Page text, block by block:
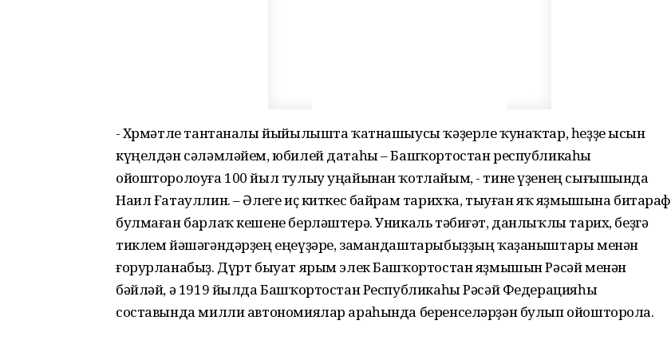
- Хөрмәтле тантаналы йыйылышта ҡатнашыусы ҡәҙерле ҡунаҡтар, һеҙҙе ысын
күңелдән сәләмләйем, юбилей датаһы – Башҡортостан республикаһы
ойошторолоуға 100 йыл тулыу уңайынан ҡотлайым, - тине үҙенең сығышында
Наил Ғатауллин. – Әлеге иҫ киткес байрам тарихҡа, тыуған яҡ яҙмышына битараф
булмаған барлаҡ кешене берләштерә. Уникаль тәбиғәт, данлыҡлы тарих, беҙгә
тиклем йәшәгәндәрҙең еңеүҙәре, замандаштарыбыҙҙың ҡаҙаныштары менән
ғорурланабыҙ. Дүрт быуат ярым элек Башҡортостан яҙмышын Рәсәй менән
бәйләй, ә 1919 йылда Башҡортостан Республикаһы Рәсәй Федерацияһы
составында милли автономиялар араһында беренселәрҙән булып ойошторола.